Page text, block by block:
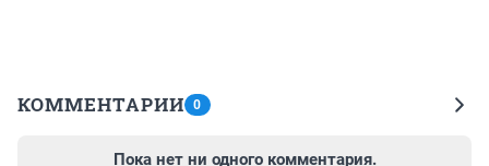
КОММЕНТАРИИ 0
Пока нет ни одного комментария.